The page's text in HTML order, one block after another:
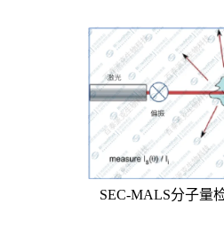
SEC-MALS分子量